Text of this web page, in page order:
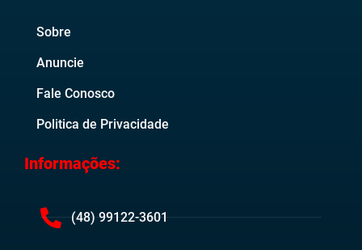
Sobre
Anuncie
Fale Conosco
Politica de Privacidade
Informações:
(48) 99122-3601